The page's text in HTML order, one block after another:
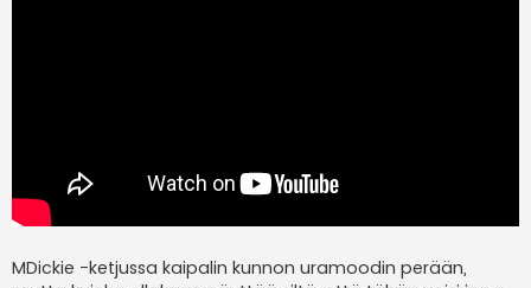
MDickie -ketjussa kaipalin kunnon uramoodin perään,